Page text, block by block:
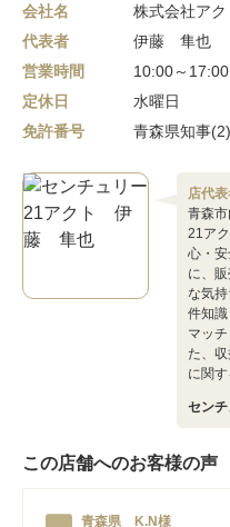
会社名
株式会社アク
代表者
伊藤 隼也
営業時間
10:00～17:00
定休日
水曜日
免許番号
青森県知事
店代
青森
21ア
心・
に、
な気
件知
マッ
た、
に関
セン
この店舗へのお客様の声
青森県 K.N様